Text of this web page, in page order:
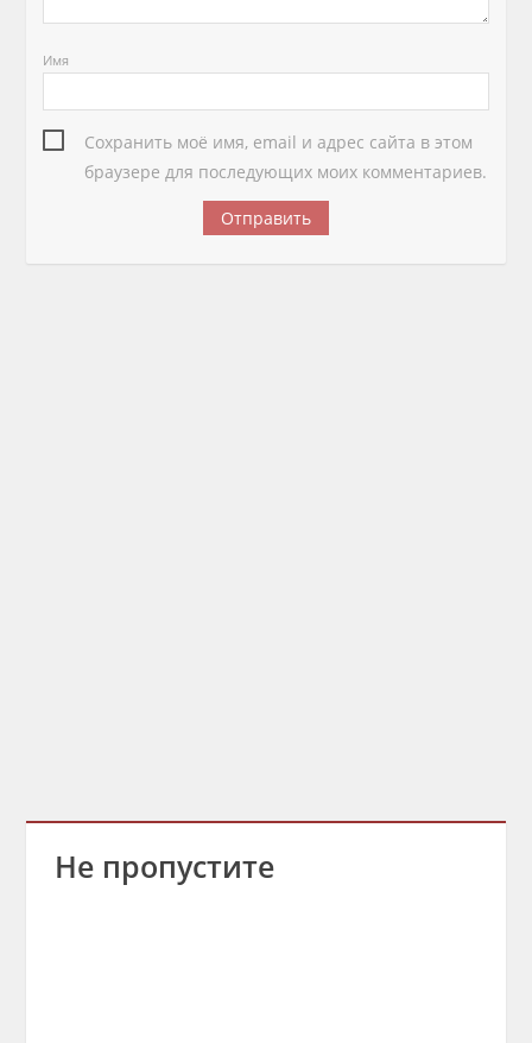
Имя
Сохранить моё имя, email и адрес сайта в этом
браузере для последующих моих комментариев.
Не пропустите